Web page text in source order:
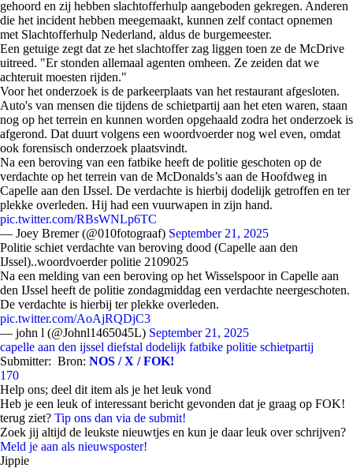
gehoord en zij hebben slachtofferhulp aangeboden gekregen. Anderen
die het incident hebben meegemaakt, kunnen zelf contact opnemen
met Slachtofferhulp Nederland, aldus de burgemeester.
Een getuige zegt dat ze het slachtoffer zag liggen toen ze de McDrive
uitreed. "Er stonden allemaal agenten omheen. Ze zeiden dat we
achteruit moesten rijden."
Voor het onderzoek is de parkeerplaats van het restaurant afgesloten.
Auto's van mensen die tijdens de schietpartij aan het eten waren, staan
nog op het terrein en kunnen worden opgehaald zodra het onderzoek is
afgerond. Dat duurt volgens een woordvoerder nog wel even, omdat
ook forensisch onderzoek plaatsvindt.
Na een beroving van een fatbike heeft de politie geschoten op de
verdachte op het terrein van de McDonalds’s aan de Hoofdweg in
Capelle aan den IJssel. De verdachte is hierbij dodelijk getroffen en ter
plekke overleden. Hij had een vuurwapen in zijn hand.
pic.twitter.com/RBsWNLp6TC
— Joey Bremer (@010fotograaf) September 21, 2025
Politie schiet verdachte van beroving dood (Capelle aan den
IJssel)..woordvoerder politie 2109025
Na een melding van een beroving op het Wisselspoor in Capelle aan
den IJssel heeft de politie zondagmiddag een verdachte neergeschoten.
De verdachte is hierbij ter plekke overleden.
pic.twitter.com/AoAjRQDjC3
— john l (@Johnl1465045L) September 21, 2025
capelle aan den ijssel diefstal dodelijk fatbike politie schietpartij
Submitter: Bron: NOS / X / FOK!
170
Help ons; deel dit item als je het leuk vond
Heb je een leuk of interessant bericht gevonden dat je graag op FOK!
terug ziet? Tip ons dan via de submit!
Zoek jij altijd de leukste nieuwtjes en kun je daar leuk over schrijven?
Meld je aan als nieuwsposter!
Jippie